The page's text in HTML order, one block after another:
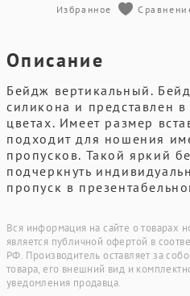
Избранное
Описание
Бейдж вертикальный.
силикона и представлен
цветах. Имеет размер
подходит для ношения
пропусков. Такой яркий
подчеркнуть
пропуск в
Вся информация на сайте о товарах
является публичной офертой в
РФ. Производитель оставляет за
товара, его внешний вид и
уведомления продавца.